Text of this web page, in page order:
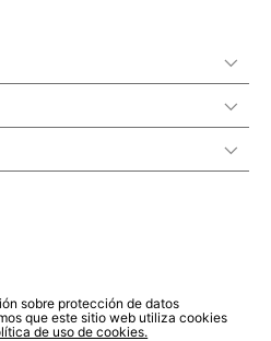
sobre protección de datos
que este sitio web utiliza cookies
de uso de cookies.